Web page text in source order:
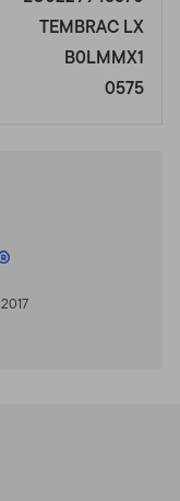
TEMBRAC LX
B0LMMX1
0575